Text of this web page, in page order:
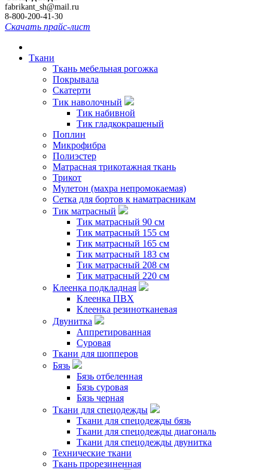
fabrikant_sh@mail.ru
8-800-200-41-30
Скачать прайс-лист
Ткани
Ткань мебельная рогожка
Покрывала
Скатерти
Тик наволочный
Тик набивной
Тик гладкокрашеный
Поплин
Микрофибра
Полиэстер
Матрасная трикотажная ткань
Трикот
Мулетон (махра непромокаемая)
Сетка для бортов к наматрасникам
Тик матрасный
Тик матрасный 90 см
Тик матрасный 155 см
Тик матрасный 165 см
Тик матрасный 183 см
Тик матрасный 208 см
Тик матрасный 220 см
Клеенка подкладная
Клеенка ПВХ
Клеенка резинотканевая
Двунитка
Аппретированная
Суровая
Ткани для шопперов
Бязь
Бязь отбеленная
Бязь суровая
Бязь черная
Ткани для спецодежды
Ткани для спецодежды бязь
Ткани для спецодежды диагональ
Ткани для спецодежды двунитка
Технические ткани
Ткань прорезиненная